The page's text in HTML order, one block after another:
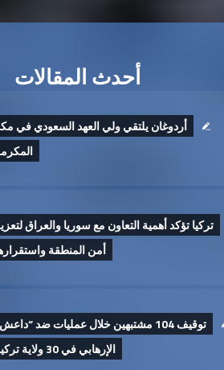
أحدث المقالات
أردوغان يلتقي ولي العهد السعودي في
تركيا تؤكد أهمية التعاون مع سوريا والعراق
أمن المنطقة
توقيف 104 مشتبهين خلال عمليات ضد
الإرهابي في 30 ولاية تركية